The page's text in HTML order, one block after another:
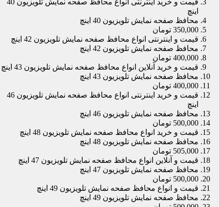
قیمت و خرید اینترنتی انواع محافظ صفحه نمایش تلویزیون 40
اینچ
محافظ صفحه نمایش تلویزیون 40 اینچ
350,000 تومان
قیمت و اینترنتی انواع محافظ صفحه نمایش تلویزیون 42 اینچ
محافظ صفحه نمایش تلویزیون 42 اینچ
400,000 تومان
قیمت و خرید آنلاین انواع محافظ صفحه نمایش تلویزیون 43 اینچ
محافظ صفحه نمایش تلویزیون 43 اینچ
400,000 تومان
قیمت و خرید اینترنتی انواع محافظ صفحه نمایش تلویزیون 46
اینچ
محافظ صفحه نمایش تلویزیون 46 اینچ
500,000 تومان
قیمت و خرید انواع محافظ صفحه نمایش تلویزیون 48 اینچ
محافظ صفحه نمایش تلویزیون 48 اینچ
505,000 تومان
قیمت و آنلاین انواع محافظ صفحه نمایش تلویزیون 47 اینچ
محافظ صفحه نمایش تلویزیون 47 اینچ
500,000 تومان
قیمت و انواع محافظ صفحه نمایش تلویزیون 49 اینچ
محافظ صفحه نمایش تلویزیون 49 اینچ